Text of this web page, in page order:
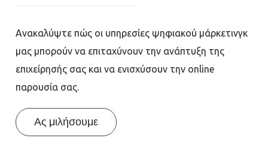
Ανακαλύψτε πώς οι υπηρεσίες ψηφιακού μάρκετινγκ
μας μπορούν να επιταχύνουν την ανάπτυξη της
επιχείρησής σας και να ενισχύσουν την online
παρουσία σας.
Ας μιλήσουμε